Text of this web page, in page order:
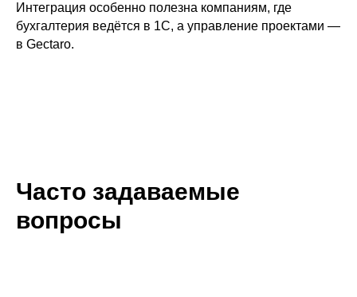
Интеграция особенно полезна компаниям, где
бухгалтерия ведётся в 1С, а управление проектами —
в Gectaro.
Часто задаваемые
вопросы